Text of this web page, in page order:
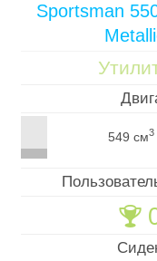
Sportsman
549 см3
🏆